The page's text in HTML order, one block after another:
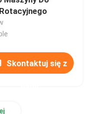
Skontaktuj się z